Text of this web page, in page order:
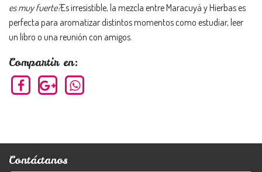
es muy fuerte?Es irresistible, la mezcla entre Maracuyá y Hierbas es
perfecta para aromatizar distintos momentos como estudiar, leer
un libro o una reunión con amigos.
Compartir en:
Contáctanos